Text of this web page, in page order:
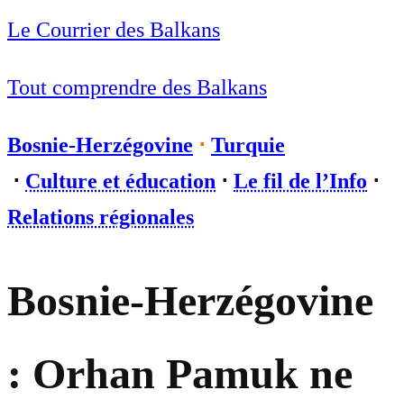
Le Courrier des Balkans
Tout comprendre des Balkans
Bosnie-Herzégovine ⋅ Turquie
⋅ Culture et éducation ⋅ Le fil de l’Info ⋅
Relations régionales
Bosnie-Herzégovine
: Orhan Pamuk ne